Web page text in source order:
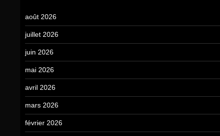
août 2026
juillet 2026
juin 2026
mai 2026
avril 2026
mars 2026
février 2026